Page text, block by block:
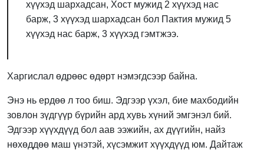
хүүхэд шархадсан, Хост мужид 2 хүүхэд нас
барж, 3 хүүхэд шархадсан бол Пактия мужид 5
хүүхэд нас барж, 3 хүүхэд гэмтжээ.
Харгислал өдрөөс өдөрт нэмэгдсээр байна.
Энэ нь ердөө л тоо биш. Эдгээр үхэл, бие махбодийн
зовлон зүдгүүр бүрийн ард хувь хүний эмгэнэл бий.
Эдгээр хүүхдүүд бол аав ээжийн, ах дүүгийн, найз
нөхөддөө маш үнэтэй, хүсэмжит хүүхдүүд юм. Дайтаж